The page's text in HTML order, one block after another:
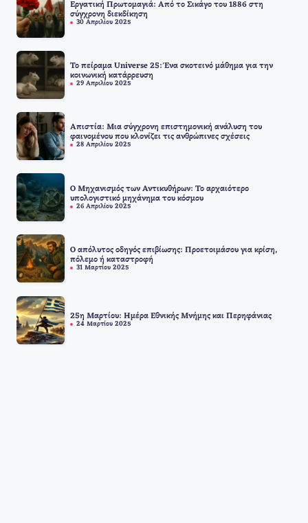
Εργατική Πρωτομαγιά: Από το Σικάγο του 1886 στη
σύγχρονη διεκδίκηση
30 Απριλίου 2025
Το πείραμα Universe 25: Ένα σκοτεινό μάθημα για την
κοινωνική κατάρρευση
29 Απριλίου 2025
Απιστία: Μια σύγχρονη επιστημονική ανάλυση του
φαινομένου που κλονίζει τις ανθρώπινες σχέσεις
28 Απριλίου 2025
Ο Μηχανισμός των Αντικυθήρων: Το αρχαιότερο
υπολογιστικό μηχάνημα του κόσμου
26 Απριλίου 2025
Ο απόλυτος οδηγός επιβίωσης: Προετοιμάσου για κρίση,
πόλεμο ή καταστροφή
31 Μαρτίου 2025
25η Μαρτίου: Ημέρα Εθνικής Μνήμης και Περηφάνιας
24 Μαρτίου 2025